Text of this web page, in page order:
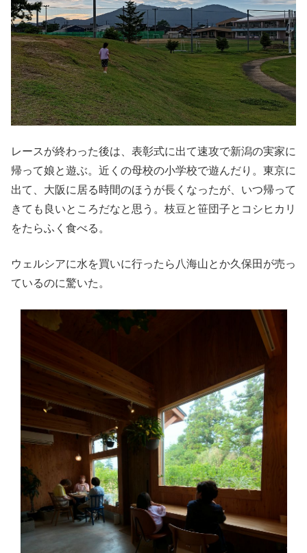
レースが終わった後は、表彰式に出て速攻で新潟の実家に
帰って娘と遊ぶ。近くの母校の小学校で遊んだり。東京に
出て、大阪に居る時間のほうが長くなったが、いつ帰って
きても良いところだなと思う。枝豆と笹団子とコシヒカリ
をたらふく食べる。
ウェルシアに水を買いに行ったら八海山とか久保田が売っ
ているのに驚いた。